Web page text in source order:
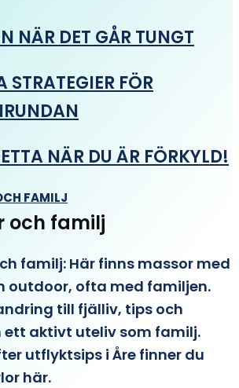
NÄR DET GÅR TUNGT
STRATEGIER FÖR
NÄR DU ÄR FÖRKYLD!
FAMILJ
och familj
familj: Här finns massor med
outdoor, ofta med familjen.
till fjälliv, tips och
ett aktivt uteliv som familj.
utflyktsips i Åre finner du
här.